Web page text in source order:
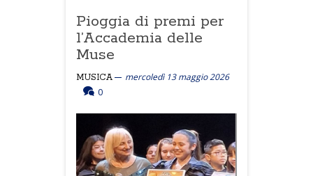
Pioggia di premi per
l’Accademia delle
Muse
MUSICA
mercoledì 13 maggio 2026
0